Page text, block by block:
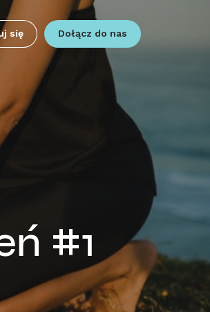
się Dołącz do nas
#1